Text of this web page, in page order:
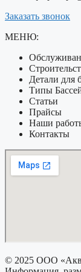
Заказать звонок
МЕНЮ:
Детали для
Типы
Статьи
Прайсы
Наши
Контакты
© 2025 ООО